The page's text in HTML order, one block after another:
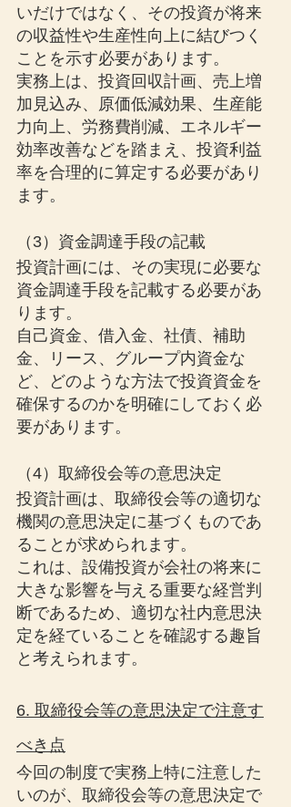
いだけではなく、その投資が将来
の収益性や生産性向上に結びつく
ことを示す必要があります。
実務上は、投資回収計画、売上増
加見込み、原価低減効果、生産能
力向上、労務費削減、エネルギー
効率改善などを踏まえ、投資利益
率を合理的に算定する必要があり
ます。
（3）資金調達手段の記載
投資計画には、その実現に必要な
資金調達手段を記載する必要があ
ります。
自己資金、借入金、社債、補助
金、リース、グループ内資金な
ど、どのような方法で投資資金を
確保するのかを明確にしておく必
要があります。
（4）取締役会等の意思決定
投資計画は、取締役会等の適切な
機関の意思決定に基づくものであ
ることが求められます。
これは、設備投資が会社の将来に
大きな影響を与える重要な経営判
断であるため、適切な社内意思決
定を経ていることを確認する趣旨
と考えられます。
6. 取締役会等の意思決定で注意す
べき点
今回の制度で実務上特に注意した
いのが、取締役会等の意思決定で